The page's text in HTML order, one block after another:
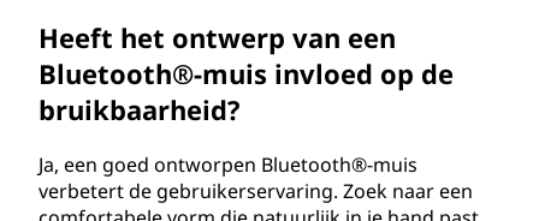
Heeft het ontwerp van een
Bluetooth®-muis invloed op de
bruikbaarheid?
Ja, een goed ontworpen Bluetooth®-muis
verbetert de gebruikerservaring. Zoek naar een